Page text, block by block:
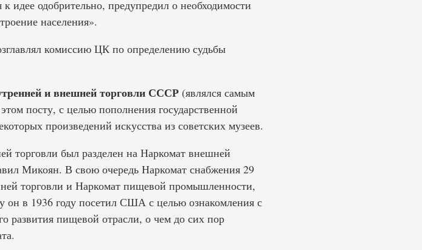
идее одобрительно, предупредил о необходимости
населения».
комиссию ЦК по определению судьбы
и внешней торговли СССР(являлся самым
посту, с целью пополнения государственной
произведений искусства из советских музеев.
торговли был разделен на Наркомат внешней
Микоян. В свою очередь Наркомат снабжения 29
торговли и Наркомат пищевой промышленности,
он в 1936 году посетил США с целью ознакомления с
развития пищевой отрасли, о чем до сих пор